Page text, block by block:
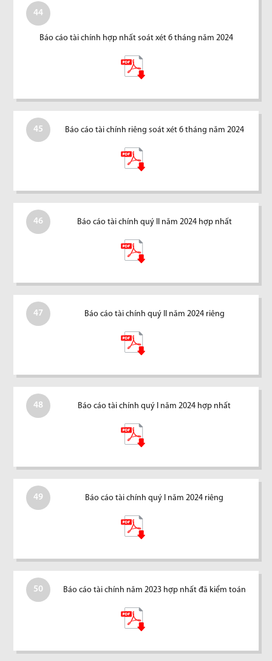
44
Báo cáo tài chính hợp nhất soát xét 6 tháng năm 2024
45 Báo cáo tài chính riêng soát xét 6 tháng năm 2024
46 Báo cáo tài chính quý II năm 2024 hợp nhất
47 Báo cáo tài chính quý II năm 2024 riêng
48 Báo cáo tài chính quý I năm 2024 hợp nhất
49 Báo cáo tài chính quý I năm 2024 riêng
50 Báo cáo tài chính năm 2023 hợp nhất đã kiểm toán